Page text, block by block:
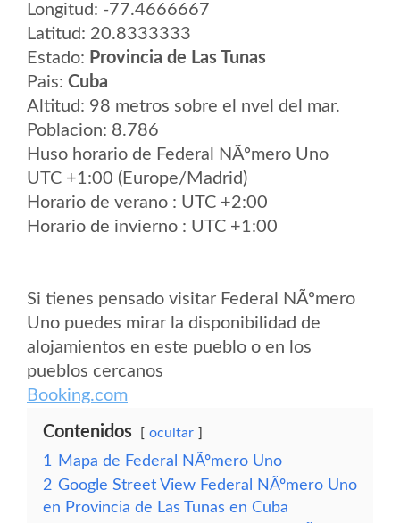
Longitud: -77.4666667
Latitud: 20.8333333
Estado: Provincia de Las Tunas
Pais: Cuba
Altitud: 98 metros sobre el nvel del mar.
Poblacion: 8.786
Huso horario de Federal NÃºmero Uno
UTC +1:00 (Europe/Madrid)
Horario de verano : UTC +2:00
Horario de invierno : UTC +1:00
Si tienes pensado visitar Federal NÃºmero
Uno puedes mirar la disponibilidad de
alojamientos en este pueblo o en los
pueblos cercanos
Booking.com
Contenidos ocultar
1
Mapa de Federal NÃºmero Uno
2 Google Street View Federal NÃºmero Uno
en Provincia de Las Tunas en Cuba